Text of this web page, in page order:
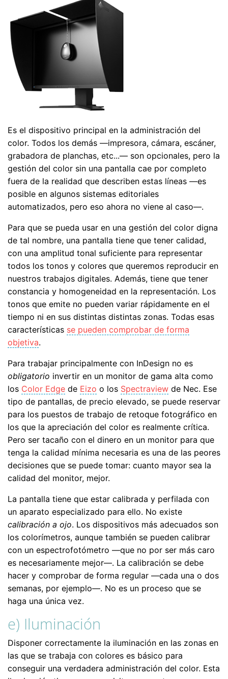
Es el dispositivo principal en la administración del
color. Todos los demás —impresora, cámara, escáner,
grabadora de planchas, etc...— son opcionales, pero la
gestión del color sin una pantalla cae por completo
fuera de la realidad que describen estas líneas —es
posible en algunos sistemas editoriales
automatizados, pero eso ahora no viene al caso—.
Para que se pueda usar en una gestión del color digna
de tal nombre, una pantalla tiene que tener calidad,
con una amplitud tonal suficiente para representar
todos los tonos y colores que queremos reproducir en
nuestros trabajos digitales. Además, tiene que tener
constancia y homogeneidad en la representación. Los
tonos que emite no pueden variar rápidamente en el
tiempo ni en sus distintas distintas zonas. Todas esas
características se pueden comprobar de forma
objetiva.
Para trabajar principalmente con InDesign no es
obligatorio invertir en un monitor de gama alta como
los Color Edge de Eizo o los Spectraview de Nec. Ese
tipo de pantallas, de precio elevado, se puede reservar
para los puestos de trabajo de retoque fotográfico en
los que la apreciación del color es realmente crítica.
Pero ser tacaño con el dinero en un monitor para que
tenga la calidad mínima necesaria es una de las peores
decisiones que se puede tomar: cuanto mayor sea la
calidad del monitor, mejor.
La pantalla tiene que estar calibrada y perfilada con
un aparato especializado para ello. No existe
calibración a ojo. Los dispositivos más adecuados son
los colorímetros, aunque también se pueden calibrar
con un espectrofotómetro —que no por ser más caro
es necesariamente mejor—. La calibración se debe
hacer y comprobar de forma regular —cada una o dos
semanas, por ejemplo—. No es un proceso que se
haga una única vez.
e) Iluminación
Disponer correctamente la iluminación en las zonas en
las que se trabaja con colores es básico para
conseguir una verdadera administración del color. Esta